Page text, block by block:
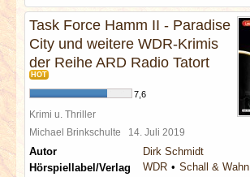
Task Force Hamm II - Paradise
City und weitere WDR-Krimis
der Reihe ARD Radio Tatort
HOT
7,6
Krimi u. Thriller
Michael Brinkschulte 14. Juli 2019
Autor
Dirk Schmidt
Hörspiellabel/Verlag
WDR
Schall & Wahn